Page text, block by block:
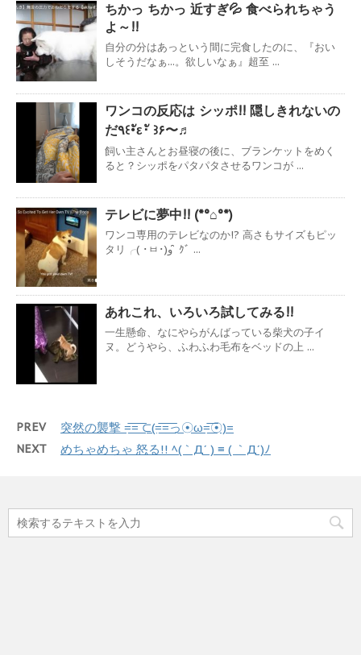
ちかっ ちかっ 近すぎ💦 食べられちゃう
よ～!!
自分の分はあっという間に完食したのに、『おい
しそうだなぁ...。欲しいなぁ』超至 ...
ワンコの反応は シッポ!! 隠しきれないの
だ٩꒰･ัε･ั ꒱۶〜♬
飼い主さんとお昼寝の後に、ブランケットをめく
ると？シッポをパタパタさせるワンコが ...
テレビに夢中!! (*°⌂°*)
ワンコ専用のテレビなのか!? 高さもサイズもピッ
タリ╭( ･ㅂ･)و ̑̑ ｸﾞ ...
あれこれ、いろいろ試してみる!!
一生懸命、なにやらがんばっている柴犬の子イ
ヌ。どうやら、ふわふわ毛布をベッドの上 ...
PREV 突然の襲撃 =͟͟͞͞=͟͟͞͞ ⊂(=͟͟͞͞=͟͟͞͞っ☉ω=͟͟͞͞☉)=
NEXT めちゃめちゃ 怒る!! ﾍ(｀Д´ ) ≡ ( ｀Д´)ﾉ